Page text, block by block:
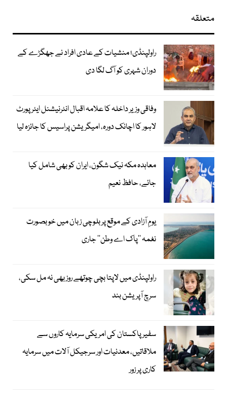
متعلقہ
راولپنڈی؛ منشیات کے عادی افراد نے جھگڑے کے
دوران شہری کو آگ لگا دی
وفاقی وزیر داخلہ کا علامہ اقبال انٹرنیشنل ایئرپورٹ
لاہور کا اچانک دورہ، امیگریشن پراسیس کا جائزہ لیا
معاہدہ مکہ نیک شگون، ایران کو بھی شامل کیا
جائے، حافظ نعیم
یومِ آزادی کے موقع پر بلوچی زبان میں خوبصورت
نغمہ ’’پاک اے وطن‘‘ جاری
راولپنڈی میں لاپتا بچی چوتھے روز بھی نہ مل سکی،
سرچ آپریشن بند
سفیر پاکستان کی امریکی سرمایہ کاروں سے
ملاقاتیں، معدنیات اور سرجیکل آلات میں سرمایہ
کاری پر زور